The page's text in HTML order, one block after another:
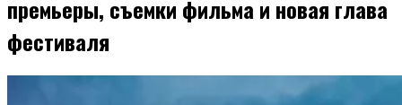
премьеры, съемки фильма и новая глава
фестиваля